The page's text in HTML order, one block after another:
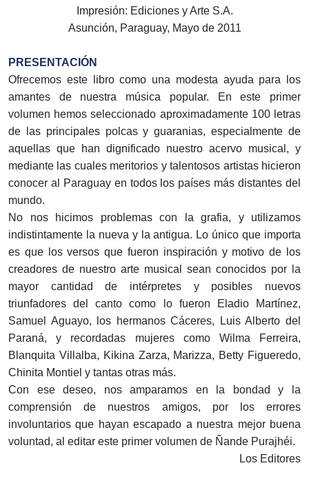
Impresión: Ediciones y Arte S.A.
Asunción, Paraguay, Mayo de 2011
PRESENTACIÓN
Ofrecemos este libro como una modesta ayuda para los
amantes de nuestra música popular. En este primer
volumen hemos seleccionado aproximadamente 100 letras
de las principales polcas y guaranias, especialmente de
aquellas que han dignificado nuestro acervo musical, y
mediante las cuales meritorios y talentosos artistas hicieron
conocer al Paraguay en todos los países más distantes del
mundo.
No nos hicimos problemas con la grafia, y utilizamos
indistintamente la nueva y la antigua. Lo único que importa
es que los versos que fueron inspiración y motivo de los
creadores de nuestro arte musical sean conocidos por la
mayor cantidad de intérpretes y posibles nuevos
triunfadores del canto como lo fueron Eladio Martínez,
Samuel Aguayo, los hermanos Cáceres, Luis Alberto del
Paraná, y recordadas mujeres como Wilma Ferreira,
Blanquita Villalba, Kikina Zarza, Marizza, Betty Figueredo,
Chinita Montiel y tantas otras más.
Con ese deseo, nos amparamos en la bondad y la
comprensión de nuestros amigos, por los errores
involuntarios que hayan escapado a nuestra mejor buena
voluntad, al editar este primer volumen de Ñande Purajhéi.
Los Editores